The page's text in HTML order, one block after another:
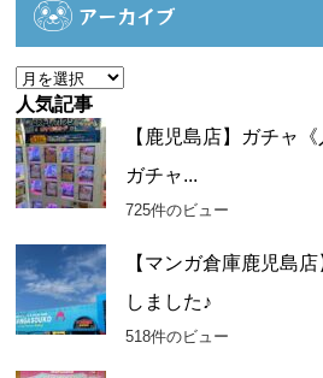
アーカイブ
ア
ー
カ
イ
ブ
人気記事
【鹿児島店】ガチャ
ガチャ...
725件のビュー
【マンガ倉庫鹿児島
しました♪
518件のビュー